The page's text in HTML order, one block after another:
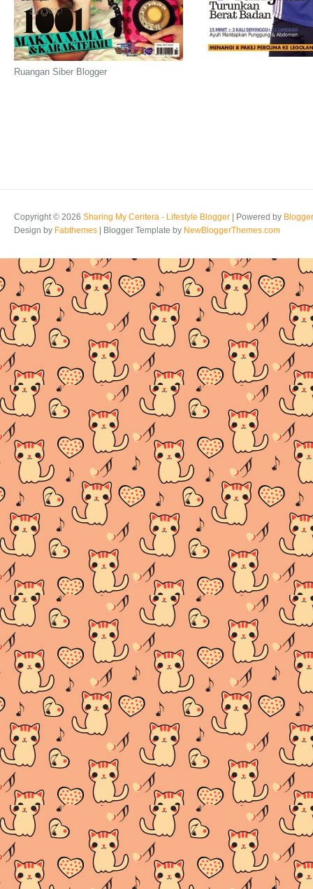
Ruangan Siber Blogger
Copyright © 2026 Sharing My Ceritera - Lifestyle Blogger | Powered by Blogger
Design by Fabthemes | Blogger Template by NewBloggerThemes.com